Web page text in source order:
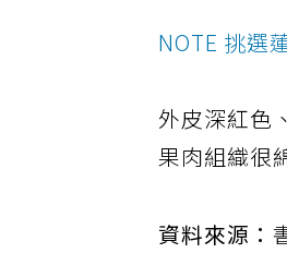
NOTE 挑選
外皮深紅色
果肉組織很